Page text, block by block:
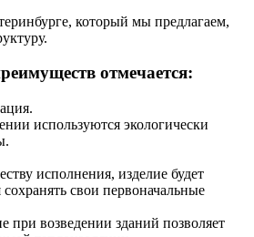
который мы предлагаем,
отмечается:
используются экологически
исполнения, изделие будет
свои первоначальные
при возведении зданий позволяет